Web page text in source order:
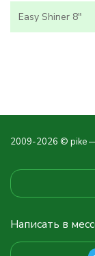
Easy Shiner 8"
2009-2026 © pike —
Написать в